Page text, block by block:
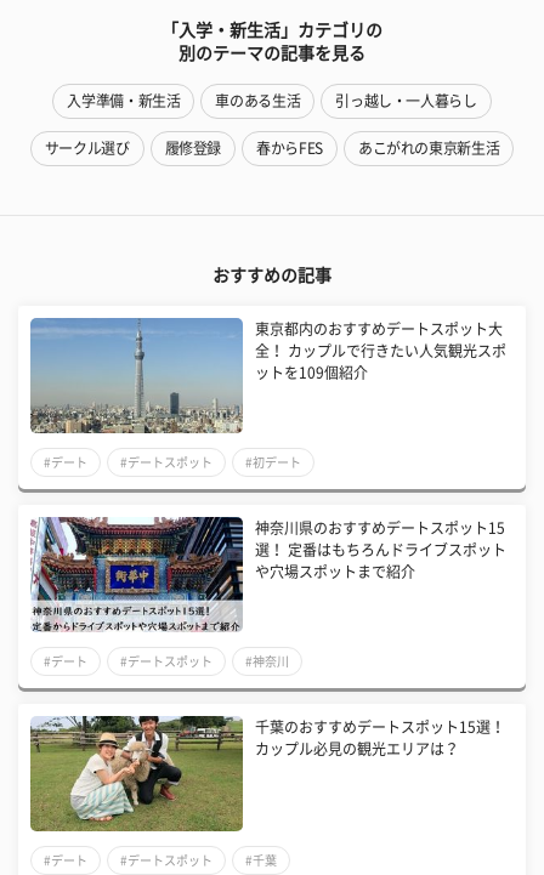
「入学・新生活」カテゴリの
別のテーマの記事を見る
入学準備・新生活 車のある生活 引っ越し・一人暮らし
サークル選び 履修登録 春からFES あこがれの東京新生活
おすすめの記事
東京都内のおすすめデートスポット大
全！ カップルで行きたい人気観光スポ
ットを109個紹介
#デート #デートスポット #初デート
神奈川県のおすすめデートスポット15
選！ 定番はもちろんドライブスポット
や穴場スポットまで紹介
#デート #デートスポット #神奈川
千葉のおすすめデートスポット15選！
カップル必見の観光エリアは？
#デート #デートスポット #千葉